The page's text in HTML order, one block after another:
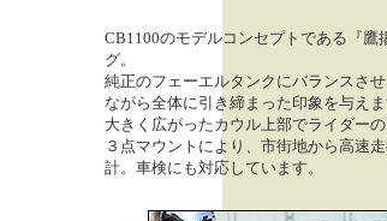
CB1100のモデルコンセプトである『
グ。
純正のフェーエルタンクにバランスさ
ながら全体に引き締まった印象を与えま
大きく広がったカウル上部でライダー
３点マウントにより、市街地から高速
計。車検にも対応しています。